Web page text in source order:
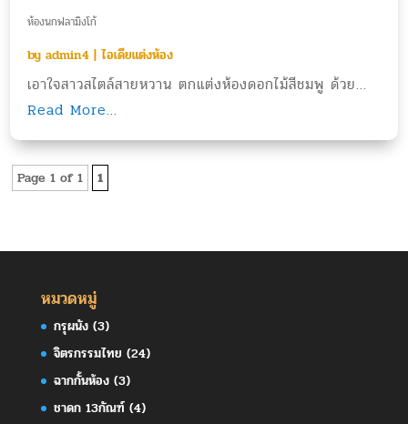
ห้องนกฟลามิงโก้
byadmin4 |ไอเดียแต่งห้อง
เอาใจสาวสไตล์สายหวาน ตกแต่งห้องดอกไม้สีชมพู ด้วย...
Read More...
Page 1 of 1 1
หมวดหมู่
กรุผนัง(3)
จิตรกรรมไทย (24)
ฉากกั้นห้อง(3)
ชาดก 13กัณฑ์(4)